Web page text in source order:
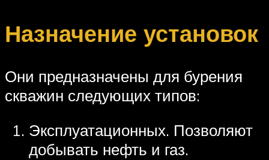
Назначение установок
Они предназначены для бурения
скважин следующих типов:
Эксплуатационных. Позволяют
добывать нефть и газ.